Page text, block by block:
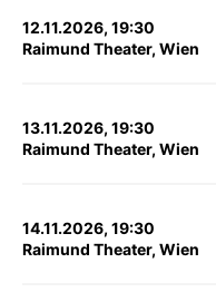
12.11.2026, 19:30
Raimund Theater, Wien
13.11.2026, 19:30
Raimund Theater, Wien
14.11.2026, 19:30
Raimund Theater, Wien